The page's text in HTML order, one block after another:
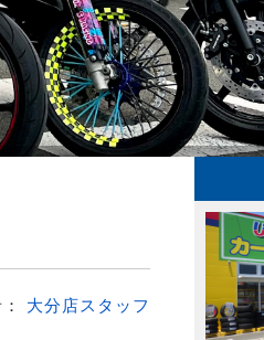
大分店スタッフ